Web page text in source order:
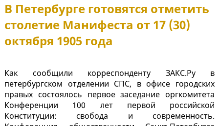
В Петербурге готовятся отметить
столетие Манифеста от 17 (30)
октября 1905 года
Как сообщили корреспонденту ЗАКС.Ру в
петербургском отделении СПС, в офисе городских
правых состоялось первое заседание оргкомитета
Конференции 100 лет первой российской
Конституции: свобода и современность.